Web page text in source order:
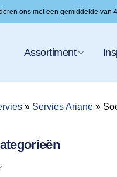
ons met een gemiddelde van
Assortiment
» Servies Ariane »